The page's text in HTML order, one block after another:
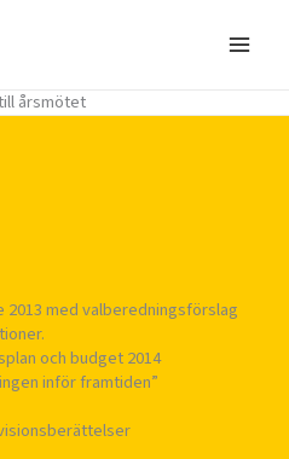
årsmötet
med valberedningsförslag
och budget 2014
inför framtiden”